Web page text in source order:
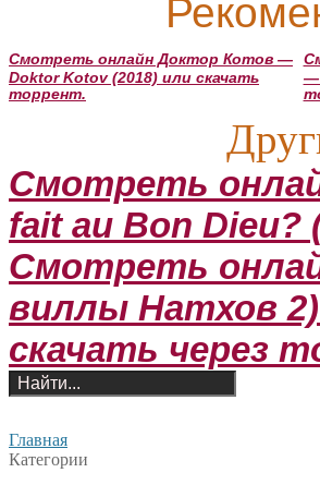
Смотреть онлайн Доктор Котов —
Doktor Kotov (2018) или скачать
торрент.
—
Смотреть
fait au Bon Dieu?
Смотреть
виллы Натхов
скачать через
Главная
Категории